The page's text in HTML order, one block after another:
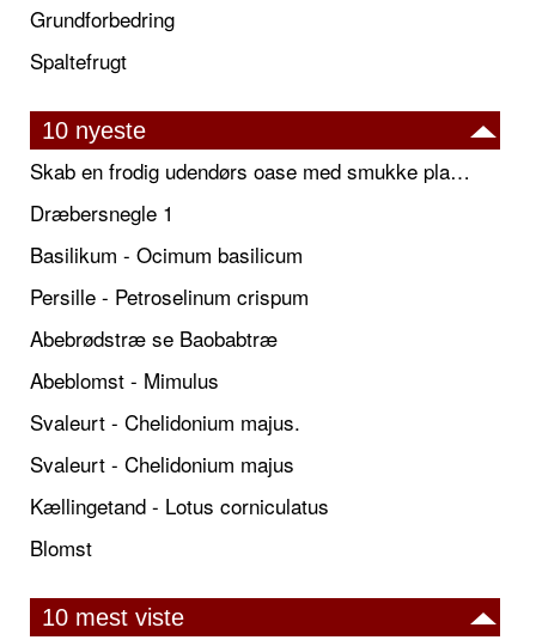
Grundforbedring
Spaltefrugt
10 nyeste
Skab en frodig udendørs oase med smukke plantekrukker og elegante espalier
Dræbersnegle 1
Basilikum - Ocimum basilicum
Persille - Petroselinum crispum
Abebrødstræ se Baobabtræ
Abeblomst - Mimulus
Svaleurt - Chelidonium majus.
Svaleurt - Chelidonium majus
Kællingetand - Lotus corniculatus
Blomst
10 mest viste